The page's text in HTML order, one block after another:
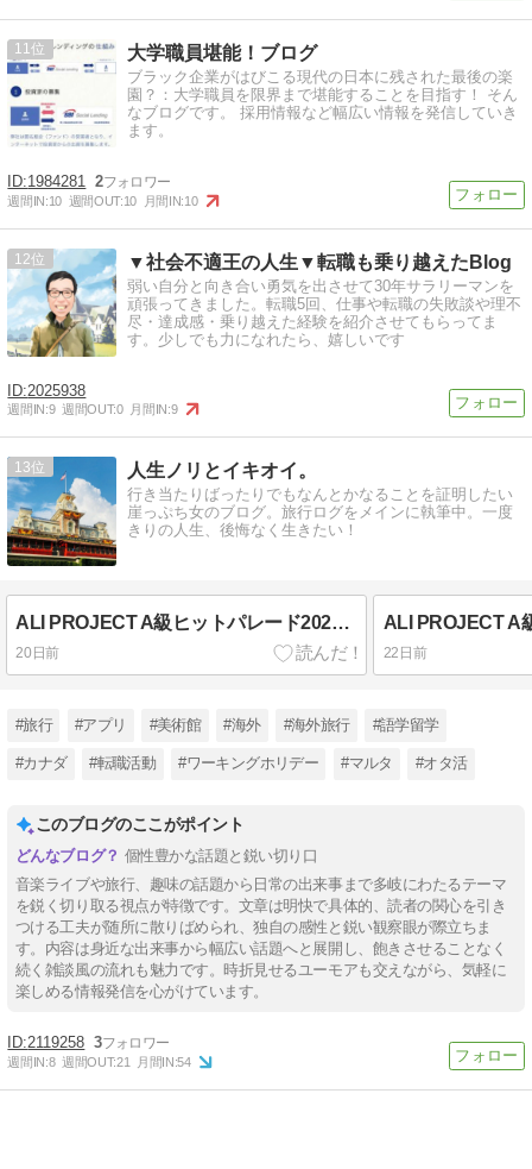
11 大学職員堪能！ブログ
ブラック企業がはびこる現代の日本に残された最後の楽
園？：大学職員を限界まで堪能することを目指す！ そん
なブログです。 採用情報など幅広い情報を発信していき
ます。
1984281 2
週間IN:10 週間OUT:10 月間IN:10
12 ▼社会不適王の人生▼転職も乗り越えたBlog
弱い自分と向き合い勇気を出させて30年サラリーマンを
頑張ってきました。転職5回、仕事や転職の失敗談や理不
尽・達成感・乗り越えた経験を紹介させてもらってま
す。少しでも力になれたら、嬉しいです
2025938
週間IN:9 週間OUT:0 月間IN:9
13 人生ノリとイキオイ。
行き当たりばったりでもなんとかなることを証明したい
崖っぷち女のブログ。旅行ログをメインに執筆中。一度
きりの人生、後悔なく生きたい！
ALI PROJECT A級ヒットパレード2026「魔夏の夜の夢～暗黒フェアリーランド」@豊洲PIT 参加レポ
20日前 22日前
#旅行 #アプリ #美術館 #海外 #海外旅行 #語学留学
#カナダ #転職活動 #ワーキングホリデー #マルタ #オタ活
このブログのここがポイント
個性豊かな話題と鋭い切り口
音楽ライブや旅行、趣味の話題から日常の出来事まで多岐にわたるテーマ
を鋭く切り取る視点が特徴です。文章は明快で具体的、読者の関心を引き
つける工夫が随所に散りばめられ、独自の感性と鋭い観察眼が際立ちま
す。内容は身近な出来事から幅広い話題へと展開し、飽きさせることなく
続く雑談風の流れも魅力です。時折見せるユーモアも交えながら、気軽に
楽しめる情報発信を心がけています。
2119258 3
週間IN:8 週間OUT:21 月間IN:54